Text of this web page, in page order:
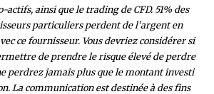
actifs, ainsi que le trading de CFD. 51% des
particuliers perdent de l’argent en
ce fournisseur. Vous devriez considérer si
de prendre le risque élevé de perdre
perdrez jamais plus que le montant investi
La communication est destinée à des fins